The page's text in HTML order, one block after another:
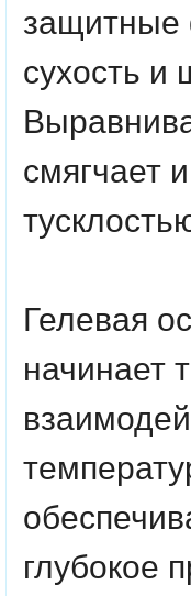
защитные
сухость и
смягчает
Гелевая
начинает
глубокое